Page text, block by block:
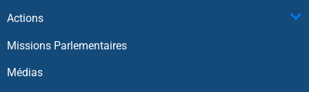
Actions
Missions Parlementaires
Médias